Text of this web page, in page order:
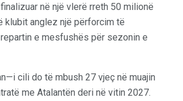
në një vlerë rreth 50 milionë
klubit anglez një përforcim të
e mesfushës për sezonin e
cili do të mbush 27 vjeç në muajin
me Atalantën deri në vitin 2027.